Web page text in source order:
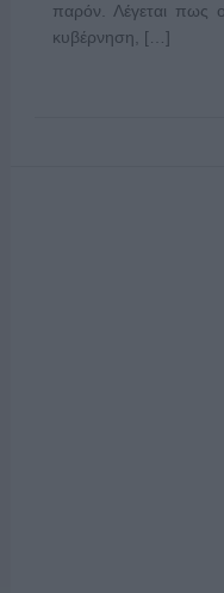
παρόν. Λέγεται πως
κυβέρνηση, […]